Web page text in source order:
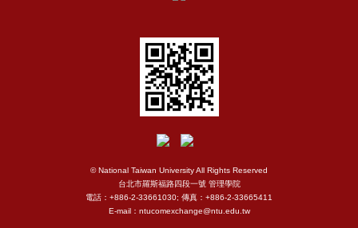
© National Taiwan University All Rights Reserved
台北市羅斯福路四段一號 管理學院
電話：+886-2-33661030; 傳真：+886-2-33665411
E-mail：ntucomexchange@ntu.edu.tw